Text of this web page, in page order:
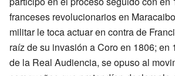
franceses revolucionarios en
militar le toca actuar en contra de
raíz de su invasión a Coro en 1806; en
de la Real Audiencia, se opuso al